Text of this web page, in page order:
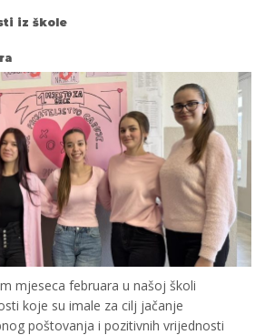
iz škole
mjeseca februara u našoj školi
koje su imale za cilj jačanje
poštovanja i pozitivnih vrijednosti